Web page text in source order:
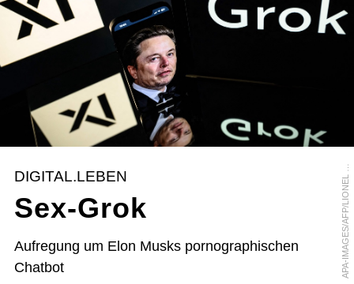
A
P
A
-
I
M
A
G
E
S
/
A
F
P
/
L
I
O
N
E
L
B
O
N
A
V
E
N
T
U
R
E
DIGITAL.LEBEN
Sex-Grok
Aufregung um Elon Musks pornographischen
Chatbot